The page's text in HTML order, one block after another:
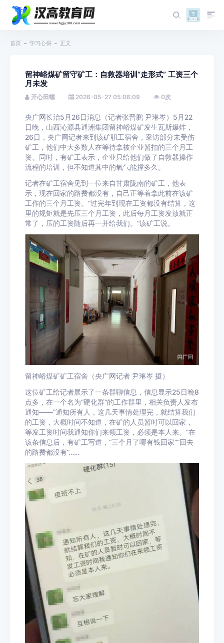
首页 学习心得 正文
留神峪煤矿留守矿工：自救器培训“走形式” 工资三个
月未发
开心田螺 2026-05-27 05:06:09 0次
央广网长治5月26日消息（记者张晋鹏 尹琳岑）5月22
日晚，山西沁源县通洲集团留神峪煤矿发生瓦斯爆炸，
26日，央广网记者来到该矿职工宿舍，采访部分未受伤
矿工，他们中大多数人在等待拿被企业暂扣的三个月工
资。同时，有矿工表示，企业只给他们做了自救器操作
流程的培训，但不知道其中的氧气能撑多久。
记者在矿工宿舍见到一位来自甘肃陇南的矿工，他表
示，现在回家的路费都没有，自己正等着拿此前在该矿
工作的三个月工资。“过完年到现在工资都没有结算，这
里的规矩就是先压三个月工资，此后每月工资发放就正
常了，压的工资随后再一并给我们。”该矿工说。
留神峪煤矿矿工宿舍（央广网记者 尹琳岑 摄）
这位矿工给记者展示了一条群聊信息，信息显示25日晚8
点多，在一个名为“硬化群”的工作群里，相关负责人发布
通知——“通知所有人，这几天事情处理完，就结算我们
的工资，大概时间不知道，在矿的人员暂时可以回家，
等发工资时间我通知你们来领工资，必须是本人来。”在
该条信息后，有矿工写道，“三个月了哪有钱回家”“回去
的路费都没有”……